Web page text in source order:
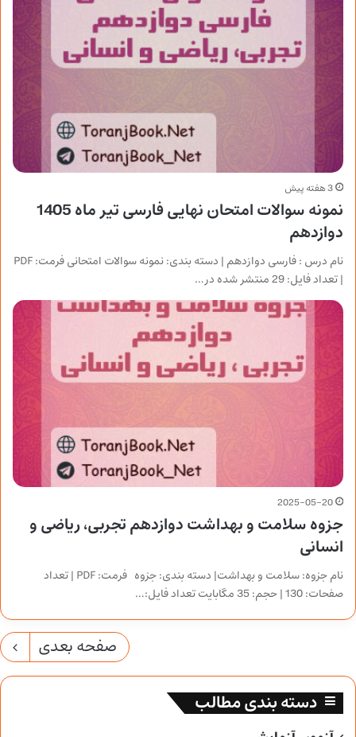
3 هفته پیش
نمونه سوالات امتحان نهایی فارسی تیر ماه 1405
دوازدهم
نام درس : فارسی دوازدهم | دسته بندی: نمونه سوالات امتحانی فرمت: PDF
| تعداد فایل: 29 منتشر شده در…
2025-05-20
جزوه سلامت و بهداشت دوازدهم تجربی، ریاضی و
انسانی
نام جزوه: سلامت و بهداشت| دسته بندی: جزوه فرمت: PDF | تعداد
صفحات: 130 | حجم: 35 مگابایت تعداد فایل:…
صفحه بعدی
دسته بندی مطالب